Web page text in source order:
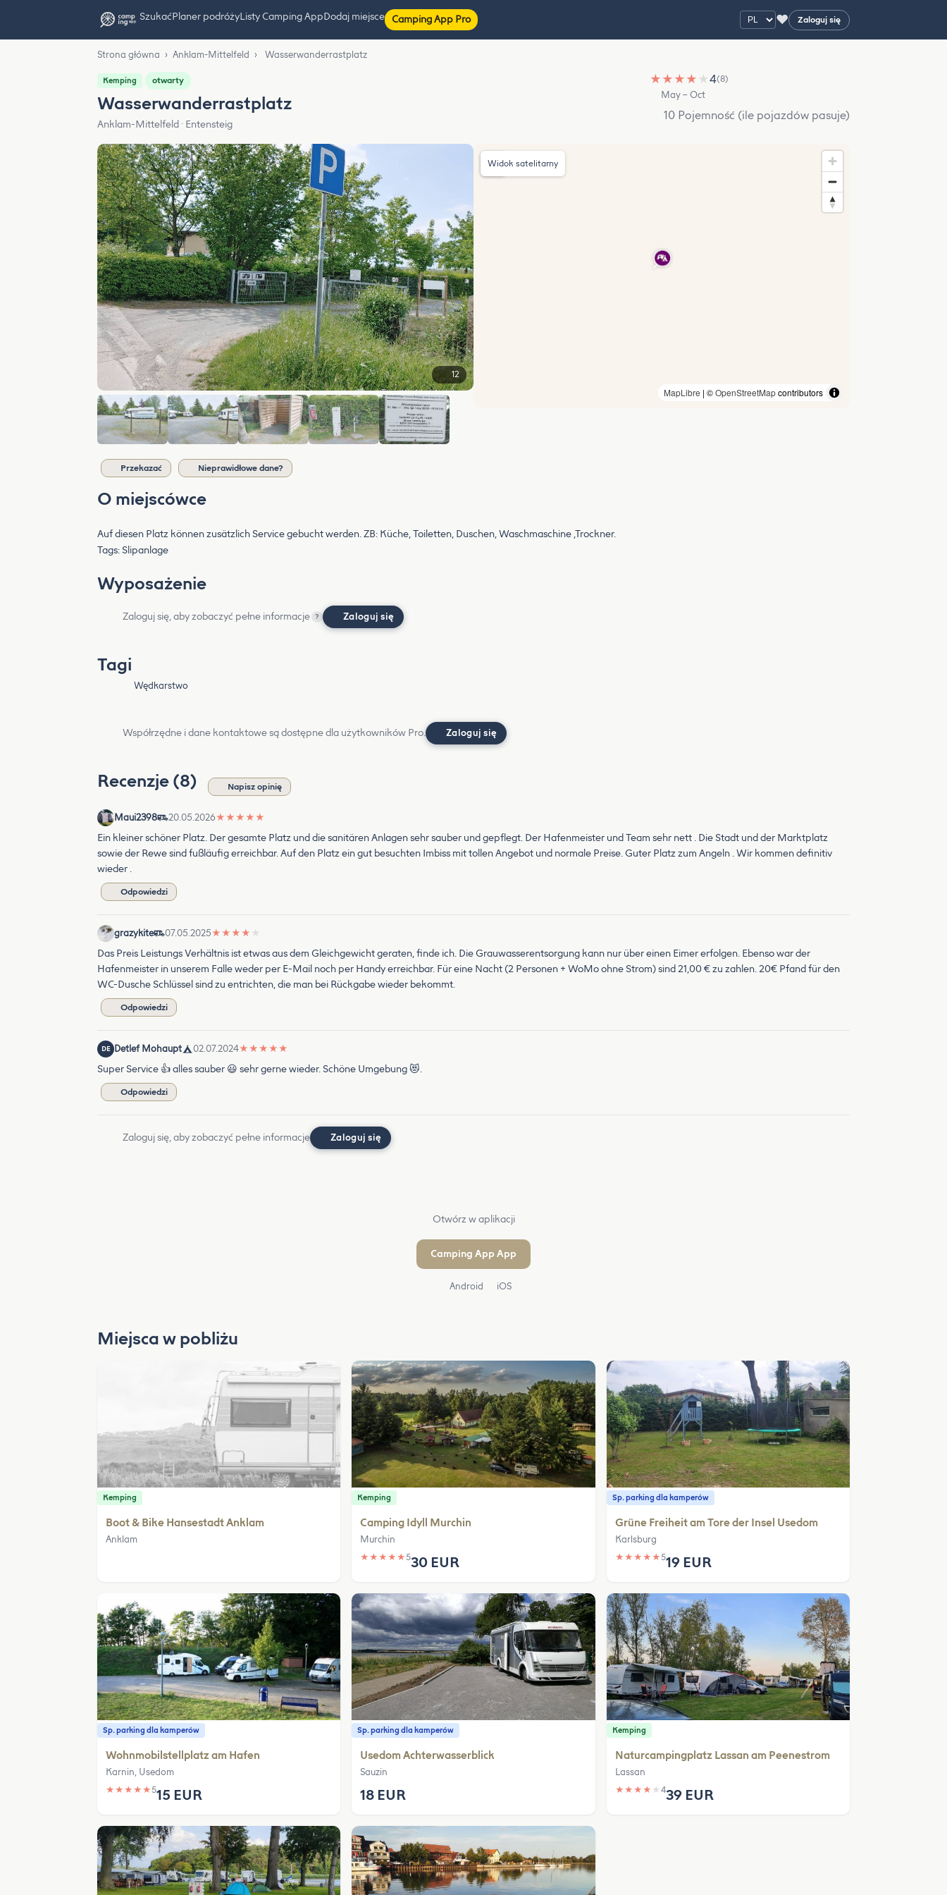
SzukaćPlaner podróżyListy Camping AppDodaj miejsce Camping App Pro ♥ Zaloguj się
Strona główna › Anklam-Mittelfeld › Wasserwanderrastplatz
Kemping otwarty
Wasserwanderrastplatz
Anklam-Mittelfeld · Entensteig
★ ★ ★ ★ ★4(8)
May – Oct
10 Pojemność (ile pojazdów pasuje)
12
MapLibre | ©OpenStreetMapcontributors
Widok satelitarny
Przekazać Nieprawidłowe dane?
O miejscówce
Auf diesen Platz können zusätzlich Service gebucht werden. ZB: Küche, Toiletten, Duschen, Waschmaschine ,Trockner.
Tags: Slipanlage
Wyposażenie
Zaloguj się, aby zobaczyć pełne informacje ? Zaloguj się
Tagi
Wędkarstwo
Współrzędne i dane kontaktowe są dostępne dla użytkowników Pro. Zaloguj się
Recenzje (8) Napisz opinię
Maui2398 20.05.2026★ ★ ★ ★ ★
Ein kleiner schöner Platz. Der gesamte Platz und die sanitären Anlagen sehr sauber und gepflegt. Der Hafenmeister und Team sehr nett . Die Stadt und der Marktplatz
sowie der Rewe sind fußläufig erreichbar. Auf den Platz ein gut besuchten Imbiss mit tollen Angebot und normale Preise. Guter Platz zum Angeln . Wir kommen definitiv
wieder .
Odpowiedzi
grazykite 07.05.2025★ ★ ★ ★ ★
Das Preis Leistungs Verhältnis ist etwas aus dem Gleichgewicht geraten, finde ich. Die Grauwasserentsorgung kann nur über einen Eimer erfolgen. Ebenso war der
Hafenmeister in unserem Falle weder per E-Mail noch per Handy erreichbar. Für eine Nacht (2 Personen + WoMo ohne Strom) sind 21,00 € zu zahlen. 20€ Pfand für den
WC-Dusche Schlüssel sind zu entrichten, die man bei Rückgabe wieder bekommt.
Odpowiedzi
DE Detlef Mohaupt 02.07.2024★ ★ ★ ★ ★
Super Service 👍 alles sauber 😃 sehr gerne wieder. Schöne Umgebung 😻.
Odpowiedzi
Zaloguj się, aby zobaczyć pełne informacje Zaloguj się
Otwórz w aplikacji
Camping App App
Android iOS
Miejsca w pobliżu
Kemping
Boot & Bike Hansestadt Anklam
Anklam
Kemping
Camping Idyll Murchin
Murchin
★ ★ ★ ★ ★530 EUR
Sp. parking dla kamperów
Grüne Freiheit am Tore der Insel Usedom
Karlsburg
★ ★ ★ ★ ★519 EUR
Sp. parking dla kamperów
Wohnmobilstellplatz am Hafen
Karnin, Usedom
★ ★ ★ ★ ★515 EUR
Sp. parking dla kamperów
Usedom Achterwasserblick
Sauzin
18 EUR
Kemping
Naturcampingplatz Lassan am Peenestrom
Lassan
★ ★ ★ ★ ★ 439 EUR